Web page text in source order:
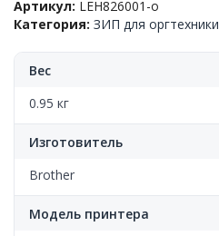
Артикул: LEH826001-o
Категория: ЗИП для оргтехники
Вес
0.95 кг
Изготовитель
Brother
Модель принтера